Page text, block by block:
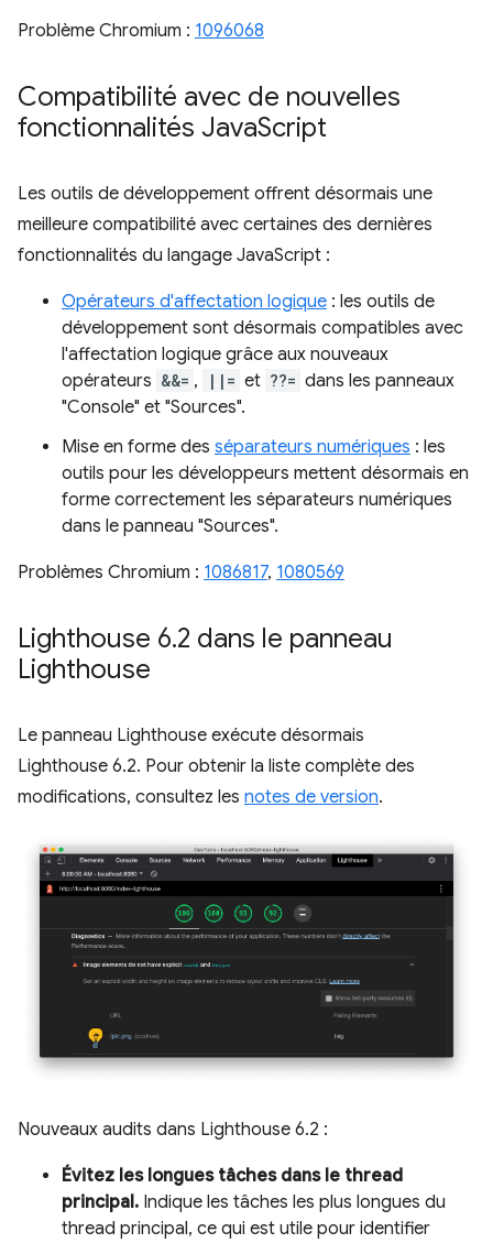
Problème Chromium : 1096068
Compatibilité avec de nouvelles
fonctionnalités JavaScript
Les outils de développement offrent désormais une
meilleure compatibilité avec certaines des dernières
fonctionnalités du langage JavaScript :
Opérateurs d'affectation logique : les outils de
développement sont désormais compatibles avec
l'affectation logique grâce aux nouveaux
opérateurs &&= , ||= et ??= dans les panneaux
"Console" et "Sources".
Mise en forme des séparateurs numériques : les
outils pour les développeurs mettent désormais en
forme correctement les séparateurs numériques
dans le panneau "Sources".
Problèmes Chromium : 1086817, 1080569
Lighthouse 6.2 dans le panneau
Lighthouse
Le panneau Lighthouse exécute désormais
Lighthouse 6.2. Pour obtenir la liste complète des
modifications, consultez les notes de version.
Nouveaux audits dans Lighthouse 6.2 :
Évitez les longues tâches dans le thread
principal. Indique les tâches les plus longues du
thread principal, ce qui est utile pour identifier